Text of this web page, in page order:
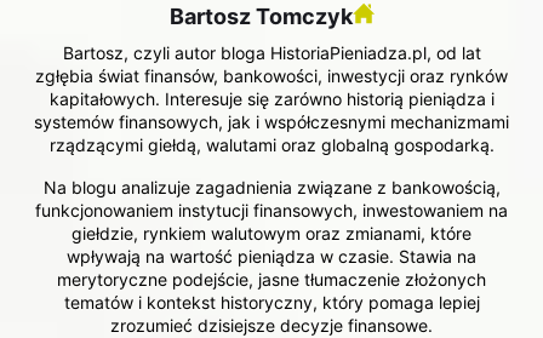
Bartosz Tomczyk
Bartosz, czyli autor bloga HistoriaPieniadza.pl, od lat
zgłębia świat finansów, bankowości, inwestycji oraz rynków
kapitałowych. Interesuje się zarówno historią pieniądza i
systemów finansowych, jak i współczesnymi mechanizmami
rządzącymi giełdą, walutami oraz globalną gospodarką.
Na blogu analizuje zagadnienia związane z bankowością,
funkcjonowaniem instytucji finansowych, inwestowaniem na
giełdzie, rynkiem walutowym oraz zmianami, które
wpływają na wartość pieniądza w czasie. Stawia na
merytoryczne podejście, jasne tłumaczenie złożonych
tematów i kontekst historyczny, który pomaga lepiej
zrozumieć dzisiejsze decyzje finansowe.